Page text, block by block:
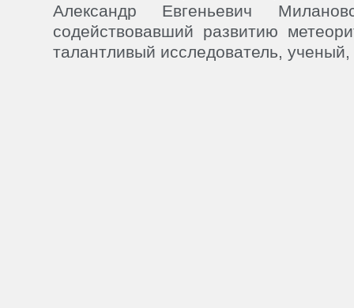
Александр Евгеньевич
содействовавший развитию
талантливый исследователь, ученый,